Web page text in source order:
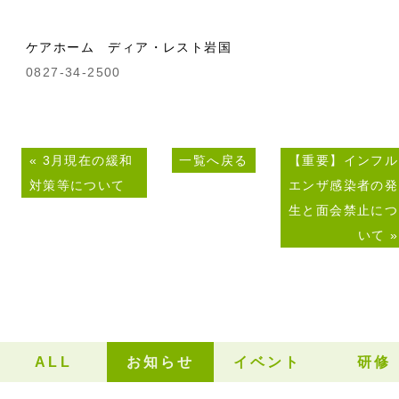
ケアホーム ディア・レスト岩国
0827-34-2500
« 3月現在の緩和
対策等について
一覧へ戻る
【重要】インフル
エンザ感染者の発
生と面会禁止につ
いて »
ALL お知らせ イベント 研修